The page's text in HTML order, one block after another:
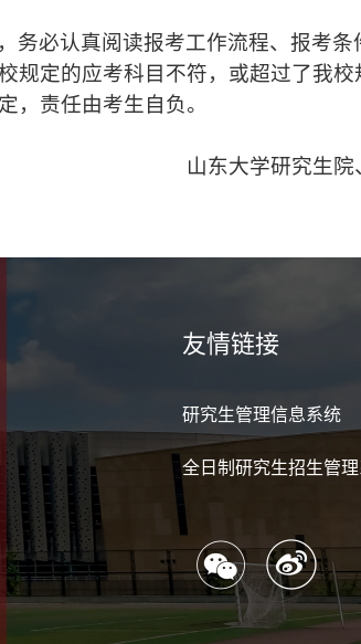
务必认真阅读报考工作流程、报考条
规定的应考科目不符，或超过了我校
，责任由考生自负。
山东大学研究生
友情链接
研究生管理信息系统
全日制研究生招生管